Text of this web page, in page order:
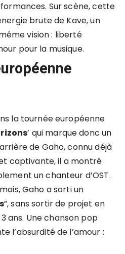
Sur scène, cette
brute de Kave, un
vision : liberté
pour la musique.
la tournée européenne
’ qui marque donc un
de Gaho, connu déjà
captivante, il a montré
un chanteur d’OST.
Gaho a sorti un
”, sans sortir de projet en
ans. Une chanson pop
l’absurdité de l’amour :